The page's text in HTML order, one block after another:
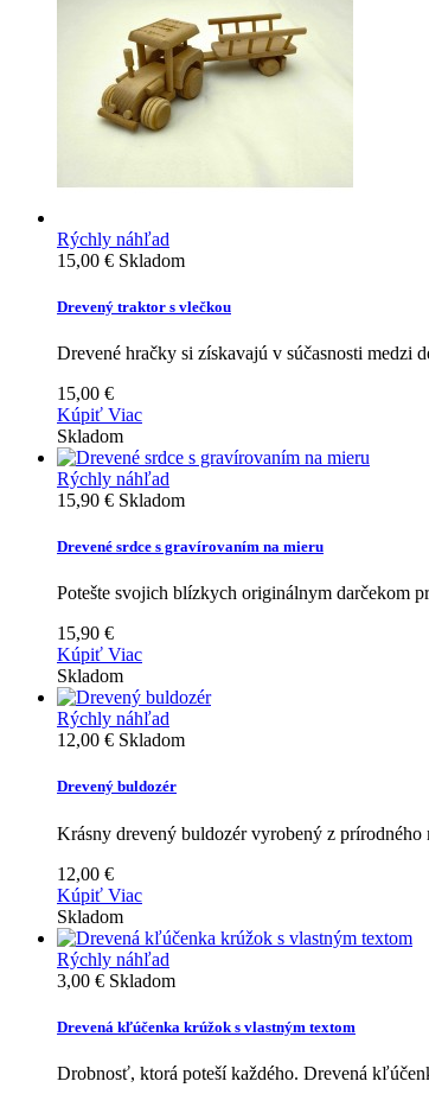
Rýchly náhľad
15,00 € Skladom
Drevený traktor s vlečkou
Drevené hračky si získavajú v súčasnosti
15,00 €
Kúpiť Viac
Skladom
Rýchly náhľad
15,90 € Skladom
Drevené srdce s gravírovaním na mieru
Potešte svojich blízkych originálnym darčekom
15,90 €
Kúpiť Viac
Skladom
Rýchly náhľad
12,00 € Skladom
Drevený buldozér
Krásny drevený buldozér vyrobený z
12,00 €
Kúpiť Viac
Skladom
Rýchly náhľad
3,00 € Skladom
Drevená kľúčenka krúžok s vlastným textom
Drobnosť, ktorá poteší každého. Drevená